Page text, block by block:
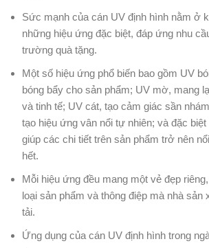
Sức mạnh của cán UV định hình nằm ở
những hiệu ứng đặc biệt, đáp ứng nhu
trường quà tặng.
Một số hiệu ứng phổ biến bao gồm UV
bóng bẩy cho sản phẩm; UV mờ, mang
và tinh tế; UV cát, tạo cảm giác sần
tạo hiệu ứng vân nổi tự nhiên; và đặc
giúp các chi tiết trên sản phẩm trở nên
hết.
Mỗi hiệu ứng đều mang một vẻ đẹp
loại sản phẩm và thông điệp mà nhà sản
tải.
Ứng dụng của cán UV định hình trong